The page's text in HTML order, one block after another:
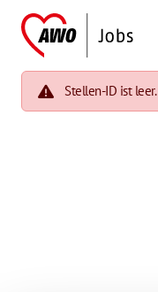
Stellen-ID ist leer.